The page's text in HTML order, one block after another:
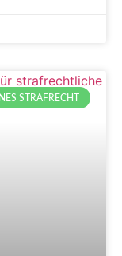
STRAFRECHT